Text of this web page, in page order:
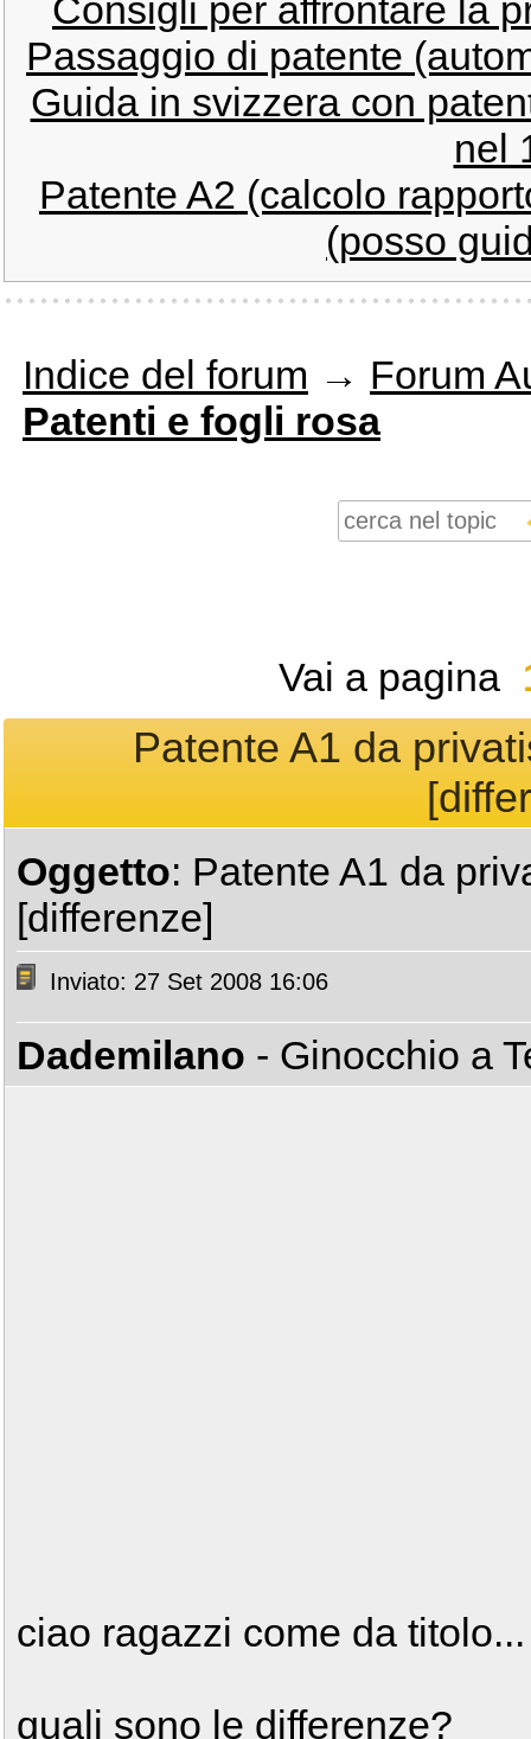
Consigli per affrontare la
Passaggio di patente
Guida in svizzera con
nel
Patente A2 (calcolo
(posso
Indice del forum → Forum
Patenti e fogli rosa
Vai a pagina
Patente A1 da
Oggetto: Patente A1 da
[differenze]
Inviato: 27 Set 2008 16:06
Dademilano - Ginocchio a
ciao ragazzi come da titolo...
quali sono le differenze?